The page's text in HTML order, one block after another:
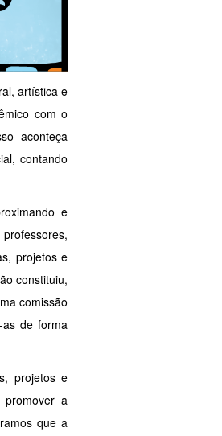
artística e
com o
aconteça
contando
e
projetos e
constituiu,
comissão
de forma
projetos e
a
que a